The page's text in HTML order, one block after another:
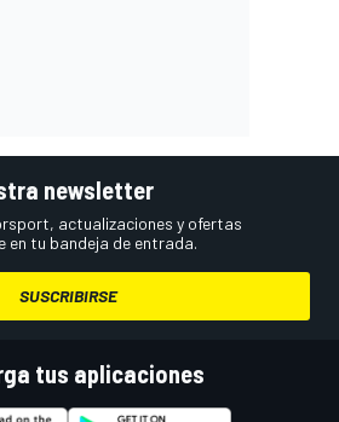
newsletter
actualizaciones y ofertas
en tu bandeja de entrada.
SUSCRIBIRSE
tus aplicaciones